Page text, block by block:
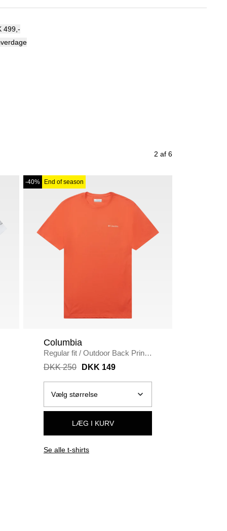
499,-
2 af 6
-40% End of season
Columbia
Regular fit / Outdoor Back Print
T-shirt / ORANGE
DKK 250 DKK 149
LÆG I KURV
Se alle t-shirts